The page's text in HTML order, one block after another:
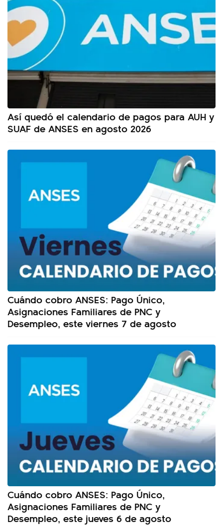
Así quedó el calendario de pagos para AUH y
SUAF de ANSES en agosto 2026
Cuándo cobro ANSES: Pago Único,
Asignaciones Familiares de PNC y
Desempleo, este viernes 7 de agosto
Cuándo cobro ANSES: Pago Único,
Asignaciones Familiares de PNC y
Desempleo, este jueves 6 de agosto